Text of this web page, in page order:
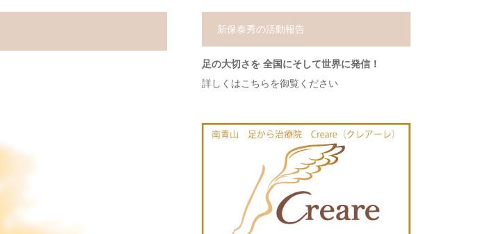
新保泰秀の活動報告
足の大切さを 全国にそして世界に発信！
詳しくはこちらを御覧ください